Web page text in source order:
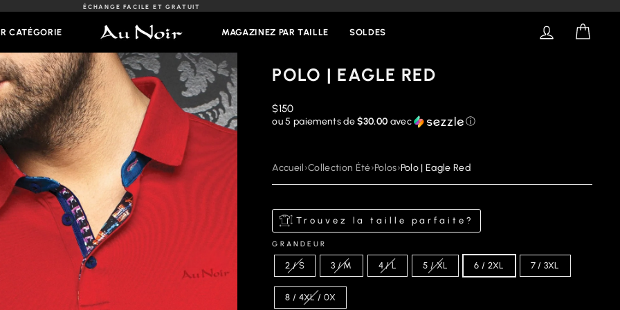
Pause
ÉCHANGE FACILE ET GRATUIT
CATÉGORIE MAGAZINEZ PAR TAILLE SOLDES SE
POLO | EAGLE RED
Prix
régulier
$150
ou 5 paiements de$30.00 avec ⓘ
Accueil›Collection Été›Polos›Polo | Eagle Red
Trouvez la taille parfaite?
GRANDEUR
2 / S 3 / M 4 / L 5 / XL 6 / 2XL 7 / 3XL
8 / 4XL / 0X